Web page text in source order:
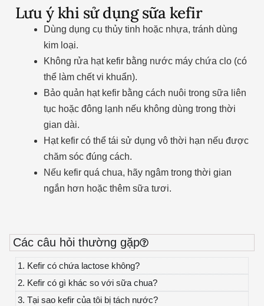
Lưu ý khi sử dụng sữa kefir
Dùng dụng cụ thủy tinh hoặc nhựa, tránh dùng
kim loại.
Không rửa hạt kefir bằng nước máy chứa clo (có
thể làm chết vi khuẩn).
Bảo quản hạt kefir bằng cách nuôi trong sữa liên
tục hoặc đông lạnh nếu không dùng trong thời
gian dài.
Hạt kefir có thể tái sử dụng vô thời hạn nếu được
chăm sóc đúng cách.
Nếu kefir quá chua, hãy ngâm trong thời gian
ngắn hơn hoặc thêm sữa tươi.
Các câu hỏi thường gặp
1. Kefir có chứa lactose không?
2. Kefir có gì khác so với sữa chua?
3. Tại sao kefir của tôi bị tách nước?